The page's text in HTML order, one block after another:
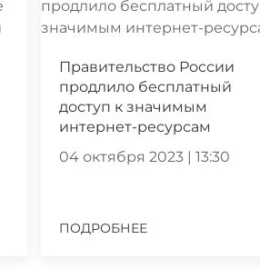
Правительство России
продлило бесплатный
доступ к значимым
интернет-ресурсам
04 октября 2023 | 13:30
ПОДРОБНЕЕ